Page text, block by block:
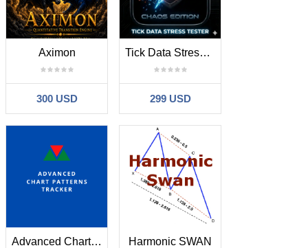
Aximon
300 USD
Tick Data Stress Tester Chaos Edition
299 USD
Advanced Chart Patterns Tracker Harmonic SWAN